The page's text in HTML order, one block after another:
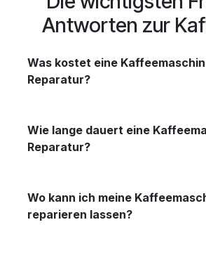
Antworten zur
Was kostet eine
Reparatur?
Wie lange dauert eine
Reparatur?
Wo kann ich meine
reparieren lassen?